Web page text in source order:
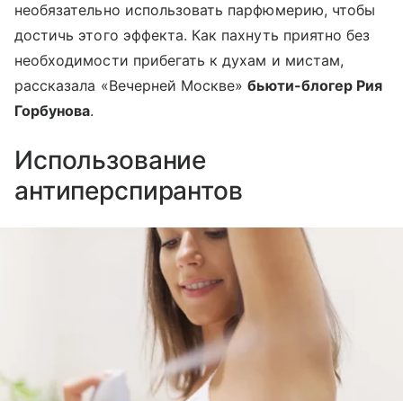
необязательно использовать парфюмерию, чтобы
достичь этого эффекта. Как пахнуть приятно без
необходимости прибегать к духам и мистам,
рассказала «Вечерней Москве»бьюти-блогер Рия
Горбунова.
Использование
антиперспирантов